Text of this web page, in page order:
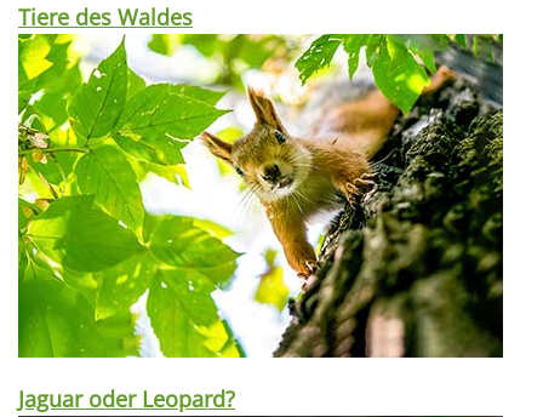
Tiere des Waldes
Jaguar oder Leopard?